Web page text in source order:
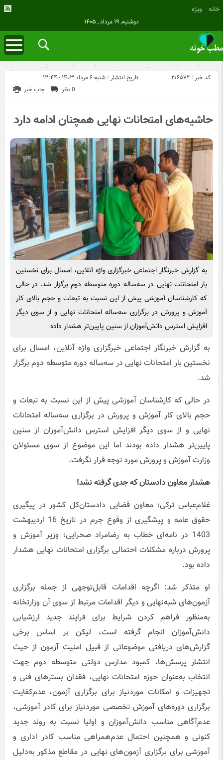
خانه ویژه
دوشنبه, ۱۹ مرداد , ۱۴۰۵
تاریخ انتشار : شنبه ۶ مرداد ۱۴۰۳ - ۱۲:۴۴ کد خبر : 216572
چاپ خبر 0 نظر
حاشیه‌های امتحانات نهایی همچنان ادامه دارد
به گزارش خبرنگار اجتماعی خبرگزاری واژه آنلاین، امسال برای نخستین
بار امتحانات نهایی در سه‌ساله دوره متوسطه دوم برگزار شد. در حالی
که کارشناسان آموزشی پیش از این نسبت به تبعات و حجم بالای کار
آموزش و پرورش در برگزاری سه‌ساله امتحانات نهایی و از سوی دیگر
افزایش استرس دانش‌آموزان از سنین پایین‌تر هشدار داده
به گزارش خبرنگار اجتماعی خبرگزاری واژه آنلاین، امسال برای
نخستین بار امتحانات نهایی در سه‌ساله دوره متوسطه دوم برگزار
شد.
در حالی که کارشناسان آموزشی پیش از این نسبت به تبعات و
حجم بالای کار آموزش و پرورش در برگزاری سه‌ساله امتحانات
نهایی و از سوی دیگر افزایش استرس دانش‌آموزان از سنین
پایین‌تر هشدار داده بودند اما این موضوع از سوی مسئولان
وزارت آموزش و پرورش مورد توجه قرار نگرفت.
هشدار معاون دادستان که جدی گرفته نشد!
غلام‌عباس ترکی؛ معاون قضایی دادستان‌کل کشور در پیگیری
حقوق عامه‌ و پیشگیری از وقوع جرم در تاریخ 16 اردیبهشت
1403 در نامه‌ای خطاب به رضامراد صحرایی؛ وزیر آموزش و
پرورش درباره مشکلات احتمالی برگزاری امتحانات نهایی هشدار
داده بود.
او متذکر شد: اگرچه اقدامات قابل‌توجهی از جمله برگزاری
آزمون‌های شبه‌نهایی و دیگر اقدامات مرتبط از سوی آن وزارتخانه
به‌منظور فراهم کردن شرایط برای فرایند جدید ارزشیابی
دانش‌آموزان انجام گرفته است، لیکن بر اساس برخی
گزارش‌های دریافتی موضوعاتی از قبیل امنیت آزمون از حیث
انتشار پرسش‌ها، کمبود مدارس دولتی متوسطه دوم جهت
انتخاب به‌عنوان حوزه امتحانات نهایی، فقدان بسترهای فنی و
تجهیزات و امکانات موردنیاز برای برگزاری آزمون، عدم‌کفایت
برگزاری دوره‌های آموزش تخصصی موردنیاز برای کادر آموزشی،
عدم‌آگاهی مناسب دانش‌آموزان و اولیا نسبت به روند جدید
کنونی و همچنین احتمال عدم‌همراهی مناسب کادر اداری و
آموزشی برای برگزاری آزمون‌های نهایی در مقاطع مذکور به‌دلیل